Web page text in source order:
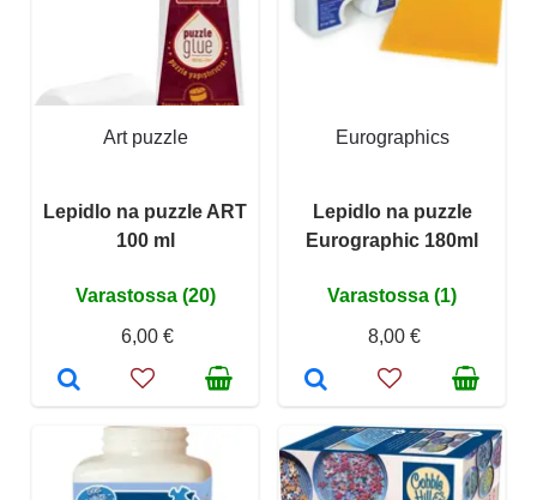
Art puzzle
Lepidlo na puzzle ART
100 ml
Varastossa (20)
6,00 €
Eurographics
Lepidlo na puzzle
Eurographic 180ml
Varastossa (1)
8,00 €